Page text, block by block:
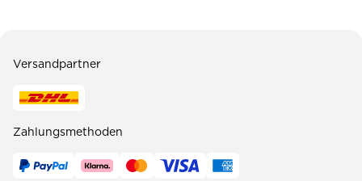
Versandpartner
Zahlungsmethoden